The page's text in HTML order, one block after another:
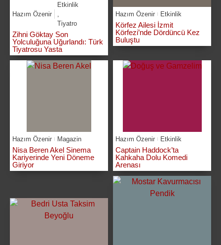
Hazım Özenir
Etkinlik
Tiyatro
Zihni Göktay Son
Yolculuğuna Uğurlandı: Türk
Tiyatrosu Yasta
Hazım Özenir Etkinlik
Körfez Ailesi İzmit
Körfezi’nde Dördüncü Kez
Buluştu
Hazım Özenir Magazin
Nisa Beren Akel Sinema
Kariyerinde Yeni Döneme
Giriyor
Hazım Özenir Etkinlik
Captain Haddock’ta
Kahkaha Dolu Komedi
Arenası